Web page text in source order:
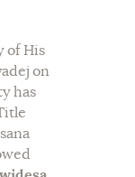
of His
on
has